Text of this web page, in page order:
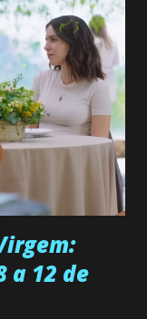
as suas energias a
orgulhando de
na
muito alegre, é
criativa e
amiga. Pode ser
fazer algo.
por eng...
a 12 de